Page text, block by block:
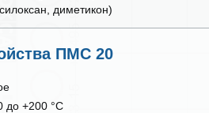
диметикон)
ПМС 20
до +200 °С